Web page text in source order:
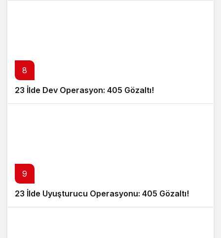
8
23 İlde Dev Operasyon: 405 Gözaltı!
9
23 İlde Uyuşturucu Operasyonu: 405 Gözaltı!